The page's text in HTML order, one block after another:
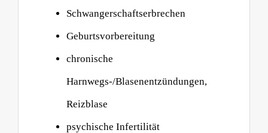
Schwangerschaftserbrechen
Geburtsvorbereitung
chronische
Harnwegs-/Blasenentzündungen,
Reizblase
psychische Infertilität